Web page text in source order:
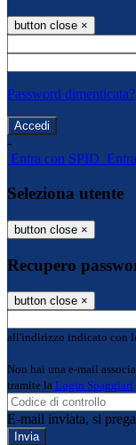
button close ×
Password dimenticata?
-
Entra con SPID
Seleziona utente
button close ×
Recupero
button close ×
all'indirizzo indicato con
Non hai una e-mail
tramite la Login Spaggiari
E-mail inviata, si